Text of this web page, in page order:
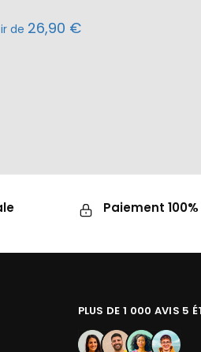
de 26,90 €
Paiement
PLUS DE 1 000 AVIS 5